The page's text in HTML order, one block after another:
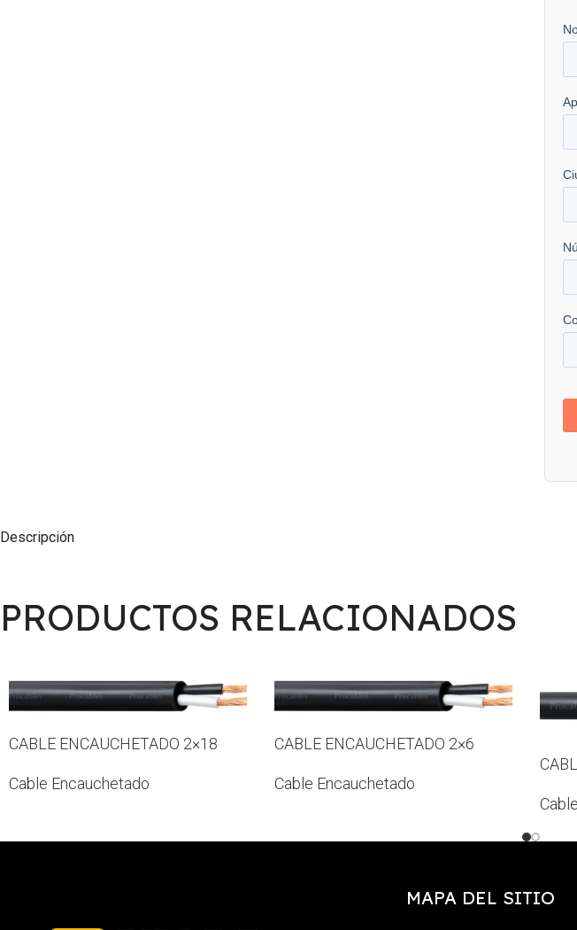
Descripción
PRODUCTOS RELACIONADOS
CABLE ENCAUCHETADO 2×18
Cable Encauchetado
CABLE ENCAUCHETADO 2×6
Cable Encauchetado
MAPA DEL SITIO